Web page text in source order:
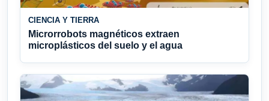
CIENCIA Y TIERRA
Microrrobots magnéticos extraen
microplásticos del suelo y el agua